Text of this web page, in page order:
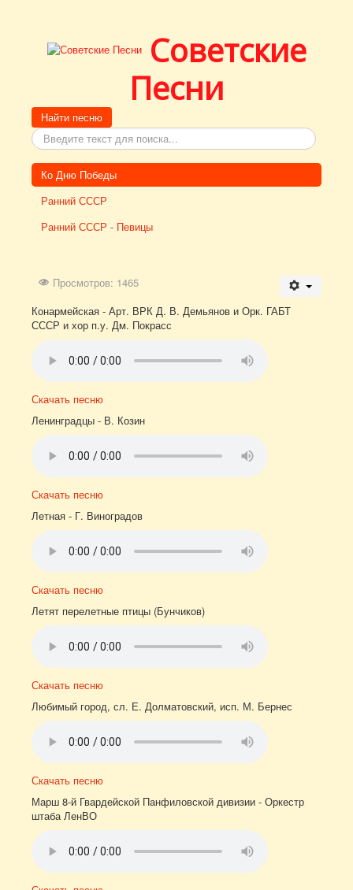
Советские
Песни
Найти песню
Ко Дню Победы
Ранний СССР
Ранний СССР - Певицы
Просмотров: 1465
Конармейская - Арт. ВРК Д. В. Демьянов и Орк. ГАБТ
СССР и хор п.у. Дм. Покрасс
Скачать песню
Ленинградцы - В. Козин
Скачать песню
Летная - Г. Виноградов
Скачать песню
Летят перелетные птицы (Бунчиков)
Скачать песню
Любимый город, сл. Е. Долматовский, исп. М. Бернес
Скачать песню
Марш 8-й Гвардейской Панфиловской дивизии - Оркестр
штаба ЛенВО